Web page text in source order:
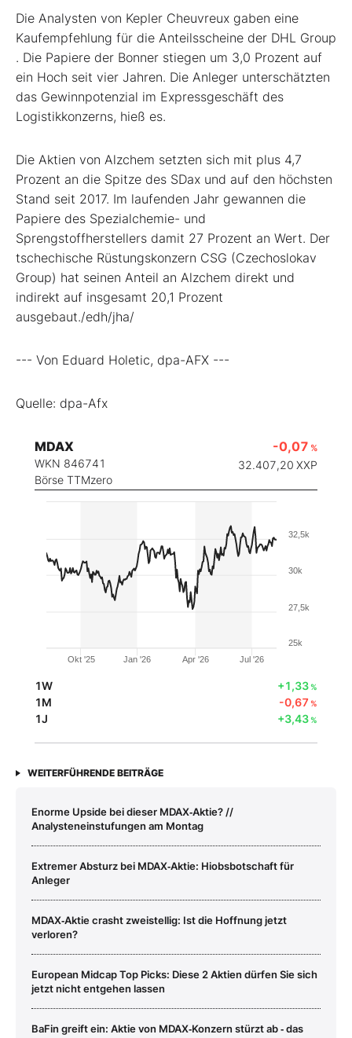
Die Analysten von Kepler Cheuvreux gaben eine
Kaufempfehlung für die Anteilsscheine der DHL Group
. Die Papiere der Bonner stiegen um 3,0 Prozent auf
ein Hoch seit vier Jahren. Die Anleger unterschätzten
das Gewinnpotenzial im Expressgeschäft des
Logistikkonzerns, hieß es.
Die Aktien von Alzchem setzten sich mit plus 4,7
Prozent an die Spitze des SDax und auf den höchsten
Stand seit 2017. Im laufenden Jahr gewannen die
Papiere des Spezialchemie- und
Sprengstoffherstellers damit 27 Prozent an Wert. Der
tschechische Rüstungskonzern CSG (Czechoslokav
Group) hat seinen Anteil an Alzchem direkt und
indirekt auf insgesamt 20,1 Prozent
ausgebaut./edh/jha/
--- Von Eduard Holetic, dpa-AFX ---
Quelle: dpa-Afx
MDAX
WKN 846741
Börse TTMzero
-0,07 %
32.407,20 XXP
Okt '25 Jan '26 Apr '26 Jul '26
25k
27,5k
30k
32,5k
1W +1,33%
1M -0,67 %
1J +3,43%
WEITERFÜHRENDE BEITRÄGE
Enorme Upside bei dieser MDAX‑Aktie? //
Analysteneinstufungen am Montag
Extremer Absturz bei MDAX‑Aktie: Hiobsbotschaft für
Anleger
MDAX‑Aktie crasht zweistellig: Ist die Hoffnung jetzt
verloren?
European Midcap Top Picks: Diese 2 Aktien dürfen Sie sich
jetzt nicht entgehen lassen
BaFin greift ein: Aktie von MDAX‑Konzern stürzt ab ‑ das